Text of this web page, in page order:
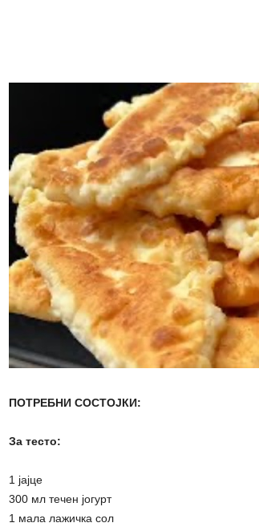
ПОТРЕБНИ СОСТОЈКИ:
За тесто:
1 јајце
300 мл течен јогурт
1 мала лажичка сол